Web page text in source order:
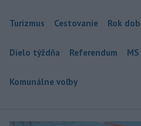
Turizmus Cestovanie Rok
Dielo týždňa Referendum
Komunálne voľby